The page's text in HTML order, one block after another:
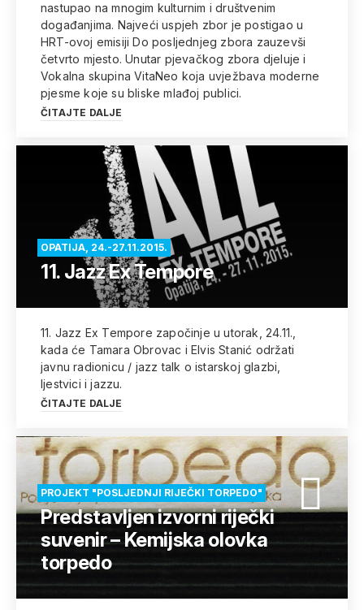
nastupao na mnogim kulturnim i društvenim
događanjima. Najveći uspjeh zbor je postigao u
HRT-ovoj emisiji Do posljednjeg zbora zauzevši
četvrto mjesto. Unutar pjevačkog zbora djeluje i
Vokalna skupina VitaNeo koja uvježbava moderne
pjesme koje su bliske mlađoj publici.
ČITAJTE DALJE
OPATIJA, 24.-27.11.2015.
11. Jazz Ex Tempore
11. Jazz Ex Tempore započinje u utorak, 24.11.,
kada će Tamara Obrovac i Elvis Stanić održati
javnu radionicu / jazz talk o istarskoj glazbi,
ljestvici i jazzu.
ČITAJTE DALJE
PROJEKT "POSLJEDNJI RIJEČKI TORPEDO"
Predstavljen izvorni riječki
suvenir – Kemijska olovka
torpedo